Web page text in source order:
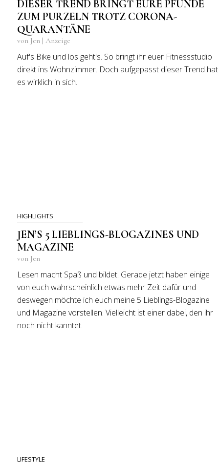
DIESER TREND BRINGT EURE PFUNDE
ZUM PURZELN TROTZ CORONA-
QUARANTÄNE
von Jen | Anzeige
Auf's Bike und los geht's. So bringt ihr euer Fitnessstudio
direkt ins Wohnzimmer. Doch aufgepasst dieser Trend hat
es wirklich in sich.
HIGHLIGHTS
JEN’S 5 LIEBLINGS-BLOGAZINES UND
MAGAZINE
von Jen
Lesen macht Spaß und bildet. Gerade jetzt haben einige
von euch wahrscheinlich etwas mehr Zeit dafür und
deswegen möchte ich euch meine 5 Lieblings-Blogazine
und Magazine vorstellen. Vielleicht ist einer dabei, den ihr
noch nicht kanntet.
LIFESTYLE